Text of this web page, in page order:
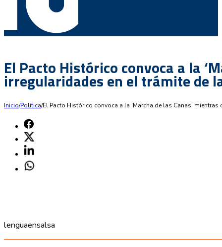
El Pacto Histórico convoca a la
irregularidades en el trámite de
Inicio/Política/El Pacto Histórico convoca a la ‘Marcha de las Canas’
lenguaensalsa